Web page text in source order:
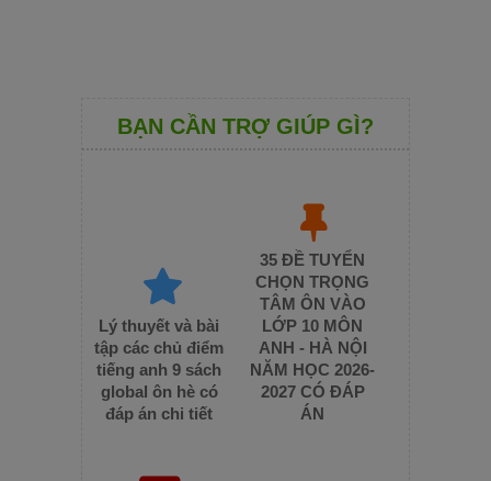
BẠN CẦN TRỢ GIÚP GÌ?
Lý thuyết và bài
tập các chủ điểm
tiếng anh 9 sách
global ôn hè có
đáp án chi tiết
35 ĐỀ TUYỂN
CHỌN TRỌNG
TÂM ÔN VÀO
LỚP 10 MÔN
ANH - HÀ NỘI
NĂM HỌC 2026-
2027 CÓ ĐÁP
ÁN